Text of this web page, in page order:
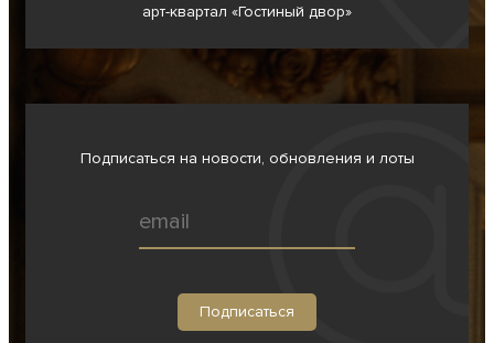
арт-квартал «Гостиный двор»
Подписаться на новости, обновления и лоты